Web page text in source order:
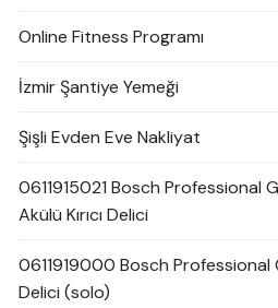
Online Fitness Programı
İzmir Şantiye Yemeği
Şişli Evden Eve Nakliyat
0611915021 Bosch Professional
Akülü Kırıcı Delici
0611919000 Bosch Professional
Delici (solo)